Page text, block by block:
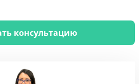
консультацию